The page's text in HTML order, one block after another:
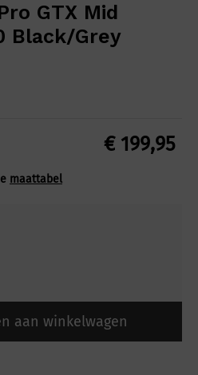
GTX Mid
Black/Grey
€199,95
maattabel
aan winkelwagen